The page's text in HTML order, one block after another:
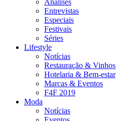
Entrevistas
Especiais
Festivais
Séries
Lifestyle
Notícias
Restauração & Vinhos
Hotelaria & Bem-estar
Marcas & Eventos
F4F 2019
Moda
Notícias